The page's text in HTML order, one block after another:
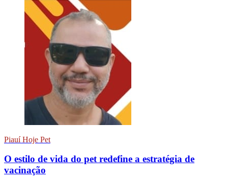
Piauí Hoje Pet
O estilo de vida do pet redefine a estratégia de
vacinação